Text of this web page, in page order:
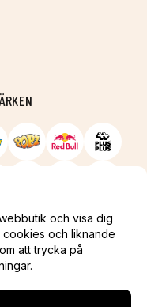
och visa dig
och liknande
att trycka på